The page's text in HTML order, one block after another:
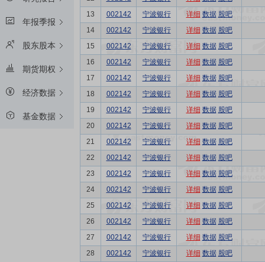
年报季报
股东股本
期货期权
经济数据
基金数据
13
002142 宁波银行 详细 数据 股吧
14
002142 宁波银行 详细 数据 股吧
15
002142 宁波银行 详细 数据 股吧
16
002142 宁波银行 详细 数据 股吧
17
002142 宁波银行 详细 数据 股吧
18
002142 宁波银行 详细 数据 股吧
19
002142 宁波银行 详细 数据 股吧
20
002142 宁波银行 详细 数据 股吧
21
002142 宁波银行 详细 数据 股吧
22
002142 宁波银行 详细 数据 股吧
23
002142 宁波银行 详细 数据 股吧
24
002142 宁波银行 详细 数据 股吧
25
002142 宁波银行 详细 数据 股吧
26
002142 宁波银行 详细 数据 股吧
27
002142 宁波银行 详细 数据 股吧
28
002142 宁波银行 详细 数据 股吧